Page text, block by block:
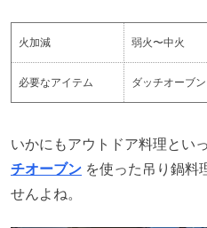
火加減 弱火〜中火
必要なアイテム ダッチオーブ
いかにもアウトドア料理とい
チオーブン を使った吊り鍋料
せんよね。